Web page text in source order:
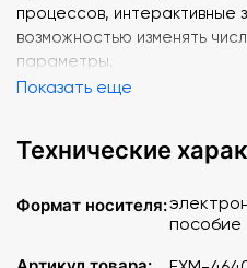
процессов, интерактивные
возможностью изменять
параметры.
электродинамика»
возможностью включить
в структуру самого пособия.
Показать еще
Технические
Формат носителя:
пособие